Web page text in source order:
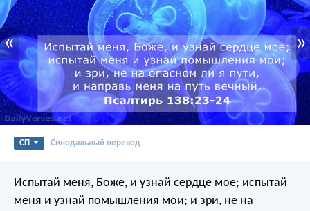
« »
СП Синодальный перевод
Испытай меня, Боже, и узнай сердце мое; испытай
меня и узнай помышления мои; и зри, не на